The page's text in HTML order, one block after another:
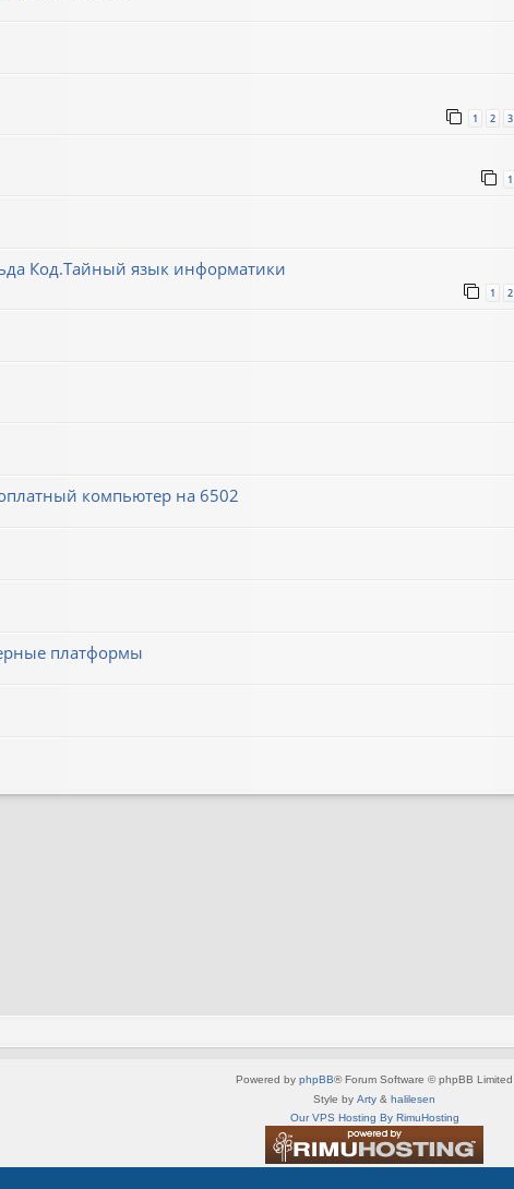
1 2 3
1
Код.Тайный язык информатики
1 2
компьютер на 6502
платформы
Powered by phpBB® Forum Software © phpBB Limited
Style by Arty & halilesen
Our VPS Hosting By RimuHosting